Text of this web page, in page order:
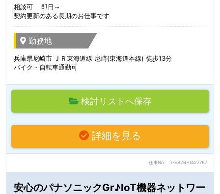
相談可 即日～
契約更新のある長期のお仕事です
勤務地
兵庫県尼崎市 ＪＲ東海道線 尼崎(東海道本線) 徒歩13分
バイク・自転車通勤可
検討リストへ保存
詳細を見る
仕事No T-ES26-0427767
安心のパナソニックGr♪IoT機器ネットワー